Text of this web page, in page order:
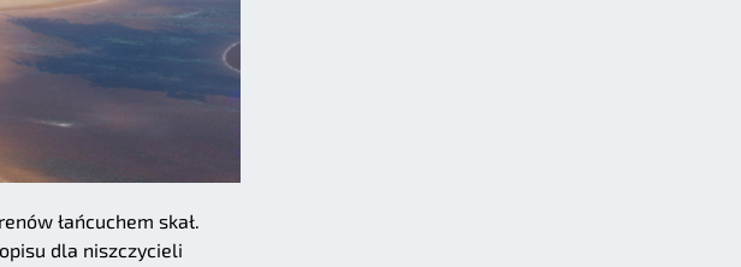
łańcuchem skał.
dla niszczycieli